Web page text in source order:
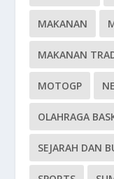
MAKANAN
MAKANAN
MOTOGP
OLAHRAGA
SEJARAH DAN